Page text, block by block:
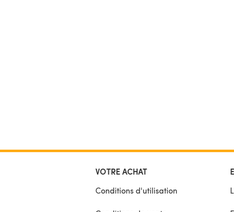
VOTRE ACHAT
Conditions d'utilisation